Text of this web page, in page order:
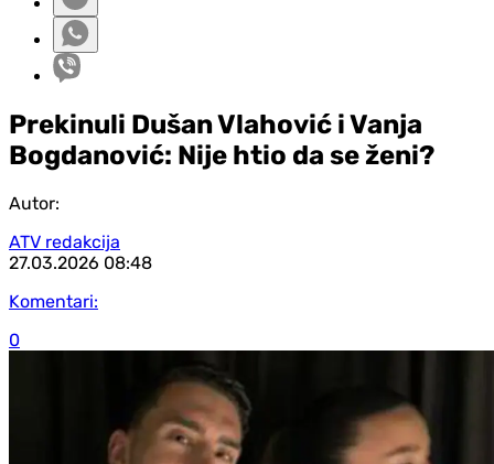
Prekinuli Dušan Vlahović i Vanja
Bogdanović: Nije htio da se ženi?
Autor:
ATV redakcija
27.03.2026 08:48
Komentari:
0